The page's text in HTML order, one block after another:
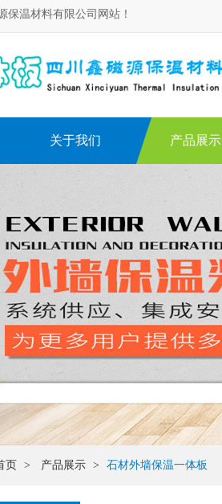
保温材料有限公司网站！
关于我们 产品展示
页 > 产品展示 > 石材外墙保温一体板